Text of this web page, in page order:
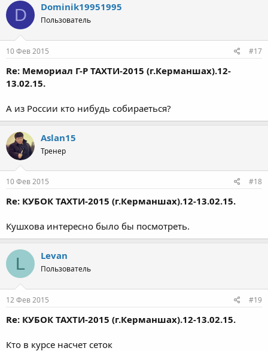
D Dominik19951995
Пользователь
10 Фев 2015 #17
Re: Мемориал Г-Р ТАХТИ-2015 (г.Керманшах).12-
13.02.15.
А из России кто нибудь собираеться?
Aslan15
Тренер
10 Фев 2015 #18
Re: КУБОК ТАХТИ-2015 (г.Керманшах).12-13.02.15.
Кушхова интересно было бы посмотреть.
L Levan
Пользователь
12 Фев 2015 #19
Re: КУБОК ТАХТИ-2015 (г.Керманшах).12-13.02.15.
Кто в курсе насчет сеток